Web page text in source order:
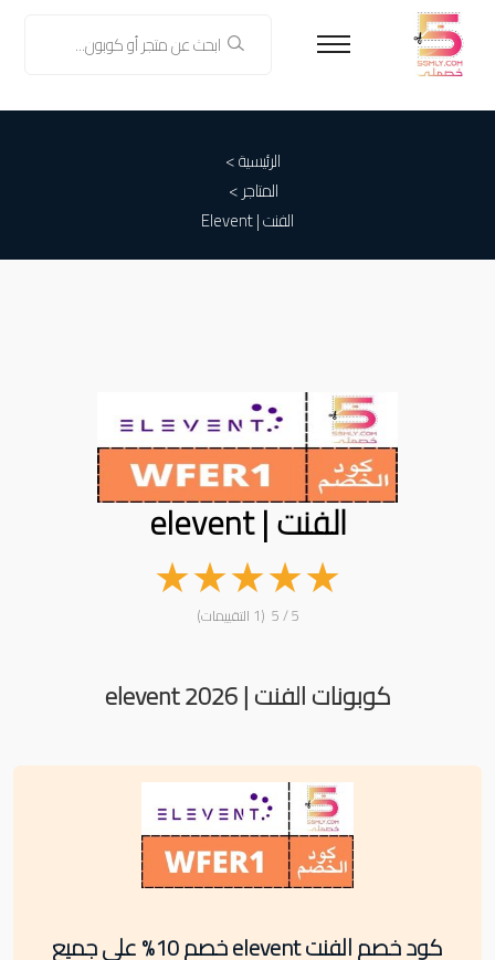
الرئيسية >
المتاجر >
الفنت | Elevent
الفنت | elevent
★
★
★
★
★ 5 / 5 (1 التقييمات)
كوبونات الفنت | elevent 2026
كود خصم الفنت elevent خصم 10% على جميع